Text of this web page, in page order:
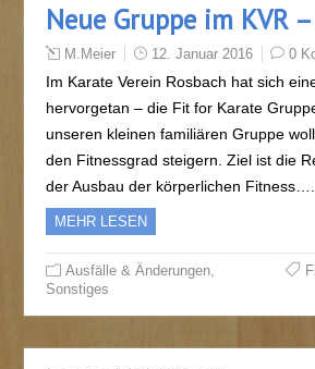
Neue Gruppe im KVR
M.Meier 12. Januar 2016 0
Im Karate Verein Rosbach hat sich
hervorgetan – die Fit for Karate
unseren kleinen familiären Gruppe
den Fitnessgrad steigern. Ziel ist die
der Ausbau der körperlichen Fitness….
MEHR LESEN
Ausfälle & Änderungen
Sonstiges